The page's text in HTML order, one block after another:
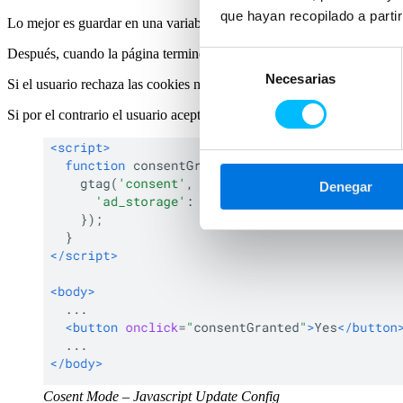
que hayan recopilado a
Selección
de
consentimiento
Necesarias
Denegar
Lo mejor es guardar en una variable el estado de las cookies del
Después, cuando la página termine de cargar y el usuario acepte o
Si el usuario rechaza las cookies no deberíamos cambiar nada ya que
Si por el contrario el usuario acepta cookies, habría que reconfigurar
Cosent Mode – Javascript Update Config